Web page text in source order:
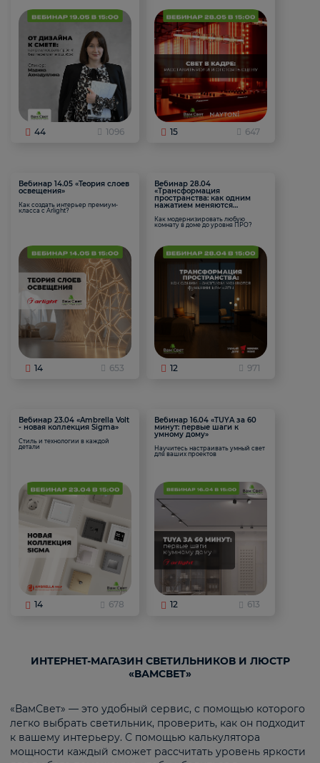
44 1096 15 647
Вебинар 14.05 «Теория слоев
освещения»
Как создать интерьер премиум-
класса с Arlight?
14 653
Вебинар 28.04
«Трансформация
пространства: как одним
нажатием меняются
Как модернизировать любую
комнату в доме до уровня ПРО?
12 971
Вебинар 23.04 «Ambrella Volt
- новая коллекция Sigma»
Стиль и технологии в каждой
детали
14 678
Вебинар 16.04 «TUYA за 60
минут: первые шаги к
умному дому»
Научитесь настраивать умный свет
для ваших проектов
12 613
ИНТЕРНЕТ-МАГАЗИН СВЕТИЛЬНИКОВ И ЛЮСТР
«ВАМСВЕТ»
«ВамСвет» — это удобный сервис, с помощью которого
легко выбрать светильник, проверить, как он подходит
к вашему интерьеру. С помощью калькулятора
мощности каждый сможет рассчитать уровень яркости